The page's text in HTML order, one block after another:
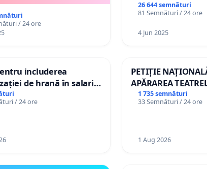
/ 24 ore
26 644 semnături
81 Semnături / 24 ore
4 Jun 2025
includerea
de hrană în salariul
și protejarea gradațiilor
pentru asistenții
/ 24 ore
PETIȚIE
APĂRAREA
DE REPERTORIU
1 735 semnături
33 Semnături / 24 ore
1 Aug 2026